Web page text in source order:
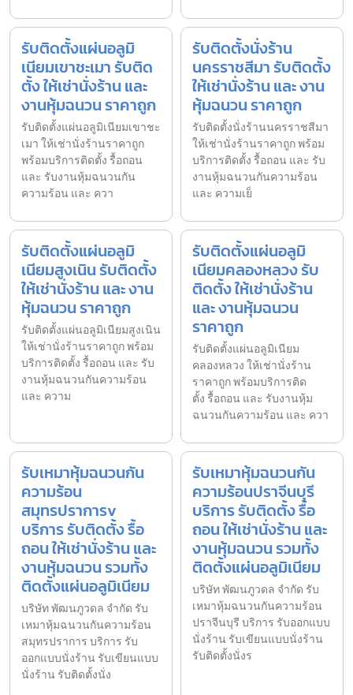
รับติดตั้งแผ่นอลูมิ
เนียมเขาชะเมา รับติด
ตั้ง ให้เช่านั่งร้าน และ
งานหุ้มฉนวน ราคาถูก
รับติดตั้งแผ่นอลูมิเนียมเขาชะ
เมา ให้เช่านั่งร้านราคาถูก
พร้อมบริการติดตั้ง รื้อถอน
และ รับงานหุ้มฉนวนกัน
ความร้อน และ ควา
รับติดตั้งนั่งร้าน
นครราชสีมา รับติดตั้ง
ให้เช่านั่งร้าน และ งาน
หุ้มฉนวน ราคาถูก
รับติดตั้งนั่งร้านนครราชสีมา
ให้เช่านั่งร้านราคาถูก พร้อม
บริการติดตั้ง รื้อถอน และ รับ
งานหุ้มฉนวนกันความร้อน
และ ความเย็
รับติดตั้งแผ่นอลูมิ
เนียมสูงเนิน รับติดตั้ง
ให้เช่านั่งร้าน และ งาน
หุ้มฉนวน ราคาถูก
รับติดตั้งแผ่นอลูมิเนียมสูงเนิน
ให้เช่านั่งร้านราคาถูก พร้อม
บริการติดตั้ง รื้อถอน และ รับ
งานหุ้มฉนวนกันความร้อน
และ ความ
รับติดตั้งแผ่นอลูมิ
เนียมคลองหลวง รับ
ติดตั้ง ให้เช่านั่งร้าน
และ งานหุ้มฉนวน
ราคาถูก
รับติดตั้งแผ่นอลูมิเนียม
คลองหลวง ให้เช่านั่งร้าน
ราคาถูก พร้อมบริการติด
ตั้ง รื้อถอน และ รับงานหุ้ม
ฉนวนกันความร้อน และ ควา
รับเหมาหุ้มฉนวนกัน
ความร้อน
สมุทรปราการv
บริการ รับติดตั้ง รื้อ
ถอน ให้เช่านั่งร้าน และ
งานหุ้มฉนวน รวมทั้ง
ติดตั้งแผ่นอลูมิเนียม
บริษัท พัฒนภูวดล จำกัด รับ
เหมาหุ้มฉนวนกันความร้อน
สมุทรปราการ บริการ รับ
ออกแบบนั่งร้าน รับเขียนแบบ
นั่งร้าน รับติดตั้งนั่ง
รับเหมาหุ้มฉนวนกัน
ความร้อนปราจีนบุรี
บริการ รับติดตั้ง รื้อ
ถอน ให้เช่านั่งร้าน และ
งานหุ้มฉนวน รวมทั้ง
ติดตั้งแผ่นอลูมิเนียม
บริษัท พัฒนภูวดล จำกัด รับ
เหมาหุ้มฉนวนกันความร้อน
ปราจีนบุรี บริการ รับออกแบบ
นั่งร้าน รับเขียนแบบนั่งร้าน
รับติดตั้งนั่งร